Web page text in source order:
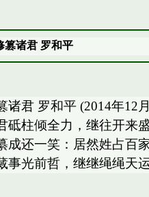
篡诸君 罗和平
诸君 罗和平 (2014年
砥柱倾全力，继往开来
成还一笑：居然姓占
光前哲，继继绳绳天运